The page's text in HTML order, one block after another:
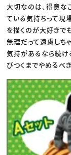
大切なのは、得意な
ている気持ちって現
を描くのが大好きで
無理だって遠慮しち
気持があるなら続け
びつくまでやめるべ